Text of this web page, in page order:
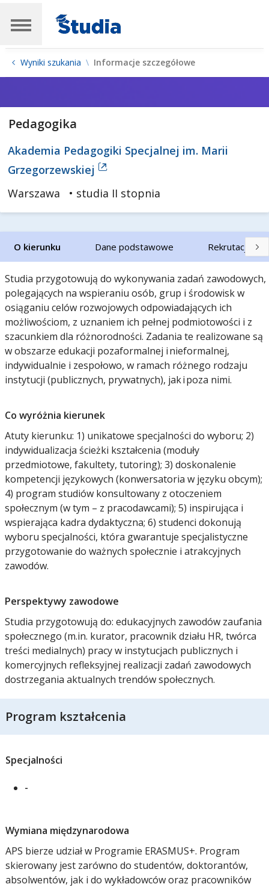
Wyniki szukania Informacje szczegółowe
Pedagogika
Akademia Pedagogiki Specjalnej im. Marii
Grzegorzewskiej
Warszawa
• studia II stopnia
O kierunku Dane podstawowe Rekrutacja
Studia przygotowują do wykonywania zadań zawodowych,
polegających na wspieraniu osób, grup i środowisk w
osiąganiu celów rozwojowych odpowiadających ich
możliwościom, z uznaniem ich pełnej podmiotowości i z
szacunkiem dla różnorodności. Zadania te realizowane są
w obszarze edukacji pozaformalnej i nieformalnej,
indywidualnie i zespołowo, w ramach różnego rodzaju
instytucji (publicznych, prywatnych), jak i poza nimi.
Co wyróżnia kierunek
Atuty kierunku: 1) unikatowe specjalności do wyboru; 2)
indywidualizacja ścieżki kształcenia (moduły
przedmiotowe, fakultety, tutoring); 3) doskonalenie
kompetencji językowych (konwersatoria w języku obcym);
4) program studiów konsultowany z otoczeniem
społecznym (w tym – z pracodawcami); 5) inspirująca i
wspierająca kadra dydaktyczna; 6) studenci dokonują
wyboru specjalności, która gwarantuje specjalistyczne
przygotowanie do ważnych społecznie i atrakcyjnych
zawodów.
Perspektywy zawodowe
Studia przygotowują do: edukacyjnych zawodów zaufania
społecznego (m.in. kurator, pracownik działu HR, twórca
treści medialnych) pracy w instytucjach publicznych i
komercyjnych refleksyjnej realizacji zadań zawodowych
dostrzegania aktualnych trendów społecznych.
Program kształcenia
Specjalności
-
Wymiana międzynarodowa
APS bierze udział w Programie ERASMUS+. Program
skierowany jest zarówno do studentów, doktorantów,
absolwentów, jak i do wykładowców oraz pracowników